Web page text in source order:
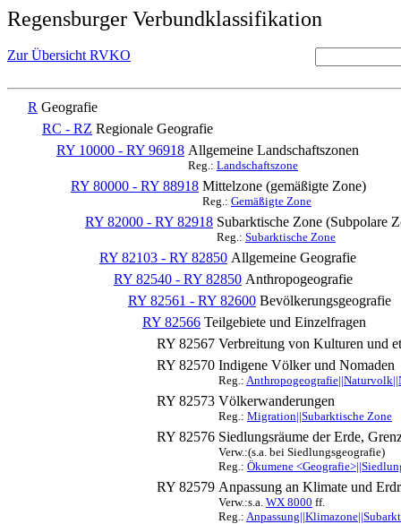
Regensburger Verbundklassifikation
Zur Übersicht RVKO
R Geografie
RC - RZ Regionale Geografie
RY 10000 - RY 96918 Allgemeine Landschaftszonen
Reg.: Landschaftszone
RY 80000 - RY 88918 Mittelzone (gemäßigte Zone)
Reg.: Gemäßigte Zone
RY 82000 - RY 82918 Subarktische Zone (Subpolare
Reg.: Subarktische Zone
RY 82103 - RY 82850 Allgemeine Geografie
RY 82540 - RY 82850 Anthropogeografie
RY 82561 - RY 82600 Bevölkerungsgeografie
RY 82566 Teilgebiete und Einzelfragen
RY 82567 Verbreitung von Kulturen und
RY 82570 Indigene Völker und Nomaden
Reg.:
RY 82573 Völkerwanderungen
Reg.: Migration||Subarktische Zone
RY 82576 Siedlungsräume der Erde,
Verw.:(s.a. bei Siedlungsgeografie)
Reg.: Ökumene
RY 82579 Anpassung an Klimate und
Verw.:s.a. WX 8000 ff.
Reg.: